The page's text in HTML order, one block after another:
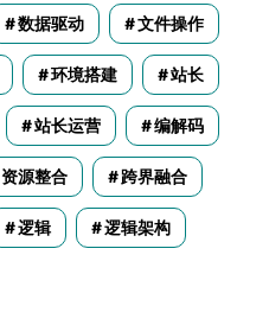
数据驱动 文件操作
环境搭建 站长
站长运营 编解码
资源整合 跨界融合
逻辑 逻辑架构